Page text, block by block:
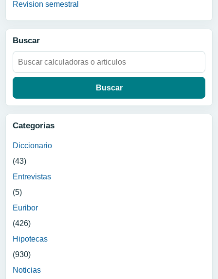
Revision semestral
Buscar
Buscar:
Categorias
Diccionario
(43)
Entrevistas
(5)
Euribor
(426)
Hipotecas
(930)
Noticias